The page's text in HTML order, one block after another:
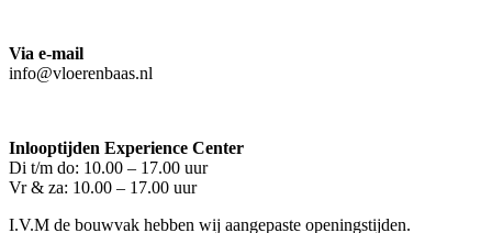
Via e-mail
info@vloerenbaas.nl
Inlooptijden Experience Center
Di t/m do: 10.00 – 17.00 uur
Vr & za: 10.00 – 17.00 uur
I.V.M de bouwvak hebben wij aangepaste openingstijden.